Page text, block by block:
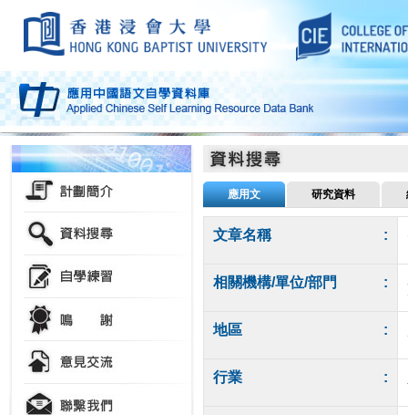
應用文 研究資料
文章名稱 :
相關機構/單位/部門 :
地區 :
行業 :